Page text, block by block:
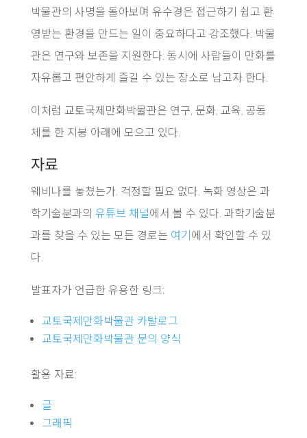
박물관의 사명을 돌아보며 유수경은 접근하기 쉽고 환
영받는 환경을 만드는 일이 중요하다고 강조했다. 박물
관은 연구와 보존을 지원한다. 동시에 사람들이 만화를
자유롭고 편안하게 즐길 수 있는 장소로 남고자 한다.
이처럼 교토국제만화박물관은 연구, 문화, 교육, 공동
체를 한 지붕 아래에 모으고 있다.
자료
웨비나를 놓쳤는가. 걱정할 필요 없다. 녹화 영상은 과
학기술분과의 유튜브 채널에서 볼 수 있다. 과학기술분
과를 찾을 수 있는 모든 경로는 여기 에서 확인할 수 있
다.
발표자가 언급한 유용한 링크:
교토국제만화박물관 카탈로그
교토국제만화박물관 문의 양식
활용 자료:
글
그래픽